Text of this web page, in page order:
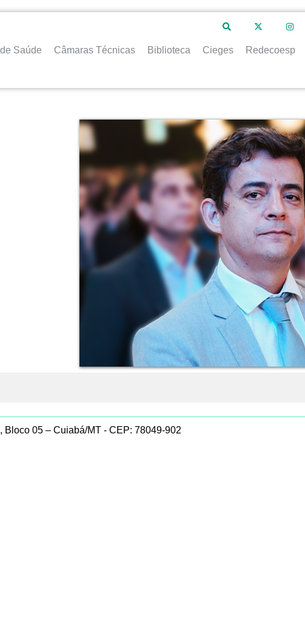
Saúde Câmaras Técnicas Biblioteca Cieges Redecoesp
05 – Cuiabá/MT - CEP: 78049-902